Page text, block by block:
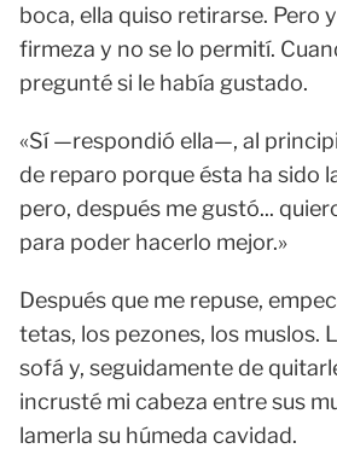
boca, ella quiso retirarse. Pero
firmeza y no se lo permití.
pregunté si le había gustado.
«Sí —respondió ella—, al
de reparo porque ésta ha sido
pero, después me gustó...
para poder hacerlo mejor.»
Después que me repuse,
tetas, los pezones, los muslos.
sofá y, seguidamente de
incrusté mi cabeza entre sus
lamerla su húmeda cavidad.